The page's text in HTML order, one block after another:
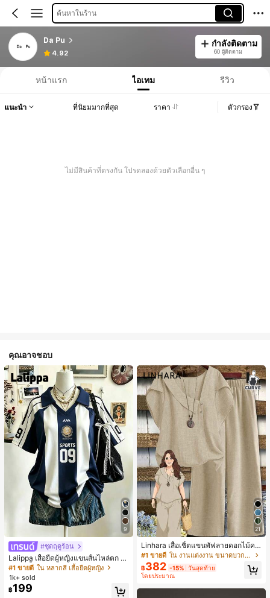
ค้นหาในร้าน
Da Pu
4.92
กำลังติดตาม
60 ผู้ติดตาม
หน้าแรก ไอเทม รีวิว
แนะนำ ที่นิยมมากที่สุด ราคา ตัวกรอง
ไม่มีสินค้าที่ตรงกัน โปรดลองด้วยตัวเลือกอื่น ๆ
คุณอาจชอบ
9
#ชุดฤดูร้อน
Lalippa เสื้อยืดผู้หญิงแขนสั้นไหล่ตก ค
อวีปกเสื้อ ลายพิมพ์ดิจิทัลลายทาง สไตล์
สปอร์ตแฟชั่นมินิมอล ของขวัญสำหรับเ
พื่อน
#1 ขายดี ใน หลากสี เสื้อยืดผู้หญิง
1k+ sold
฿199
21
Linhara เสื้อเชิ้ตแขนพัฟลายดอกไม้คอ
ปกไม่สมมาตรสำหรับผู้หญิงไซส์ใหญ่ +
กางเกงลำลองทรงหลวมเอวยางยืด 2 ชิ้
น สำหรับฤดูใบไม้ผลิ/ฤดูร้อน
#1 ขายดี ใน งานแต่งงาน ขนาดบวก Co-Ords
฿382 -15% วันสุดท้าย
โดยประมาณ